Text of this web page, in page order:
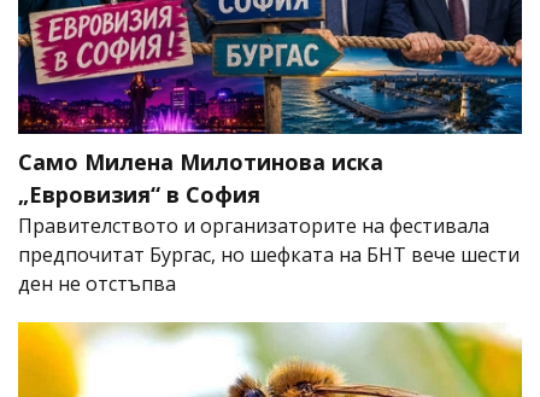
Само Милена Милотинова иска
„Евровизия“ в София
Правителството и организаторите на фестивала
предпочитат Бургас, но шефката на БНТ вече шести
ден не отстъпва